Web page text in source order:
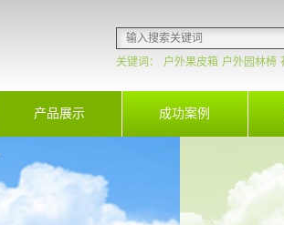
关键词： 户外果皮箱 户外园林椅
产品展示 成功案例